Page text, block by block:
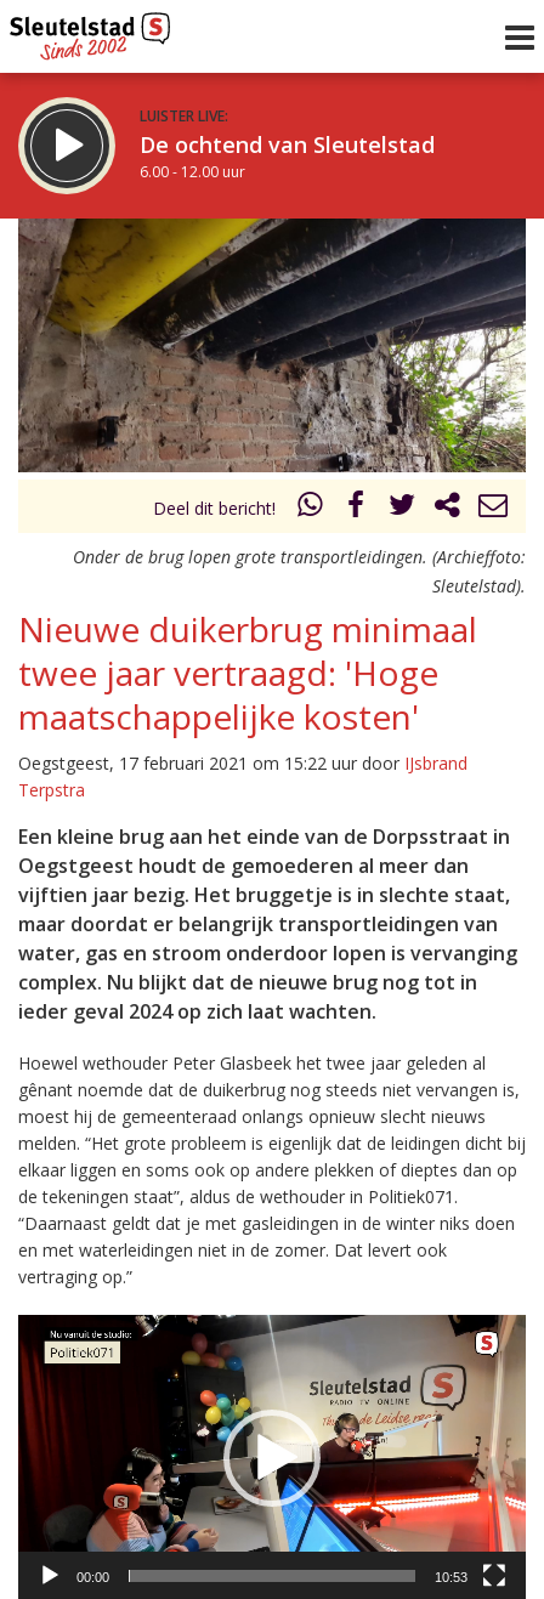
LUISTER LIVE:
De ochtend van Sleutelstad
6.00 - 12.00 uur
STRAKS:
De middag van Sleutelstad
12.00 - 19.00 uur
Vorig uur
uur 1 van 0 Volgend uur
Inklappen
Deel dit bericht!
Onder de brug lopen grote transportleidingen. (Archieffoto:
Sleutelstad).
Nieuwe duikerbrug minimaal
twee jaar vertraagd: 'Hoge
maatschappelijke kosten'
Oegstgeest, 17 februari 2021 om 15:22 uur door IJsbrand
Terpstra
Een kleine brug aan het einde van de Dorpsstraat in
Oegstgeest houdt de gemoederen al meer dan
vijftien jaar bezig. Het bruggetje is in slechte staat,
maar doordat er belangrijk transportleidingen van
water, gas en stroom onderdoor lopen is vervanging
complex. Nu blijkt dat de nieuwe brug nog tot in
ieder geval 2024 op zich laat wachten.
Hoewel wethouder Peter Glasbeek het twee jaar geleden al
gênant noemde dat de duikerbrug nog steeds niet vervangen is,
moest hij de gemeenteraad onlangs opnieuw slecht nieuws
melden. “Het grote probleem is eigenlijk dat de leidingen dicht bij
elkaar liggen en soms ook op andere plekken of dieptes dan op
de tekeningen staat”, aldus de wethouder in Politiek071.
“Daarnaast geldt dat je met gasleidingen in de winter niks doen
en met waterleidingen niet in de zomer. Dat levert ook
vertraging op.”
Videospeler
00:00 10:53